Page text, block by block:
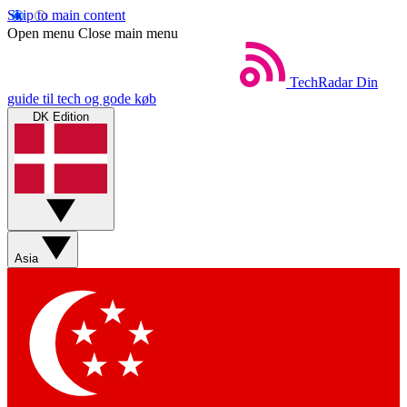
Skip to main content
Open menu Close main menu
TechRadar Din
guide til tech og gode køb
DK Edition
Asia